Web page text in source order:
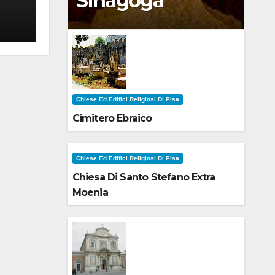
Chiese Ed Edifici Religiosi Di Pisa
Cimitero Ebraico
Chiese Ed Edifici Religiosi Di Pisa
Chiesa Di Santo Stefano Extra
Moenia